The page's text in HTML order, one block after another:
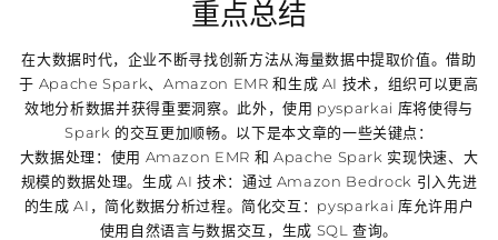
重点总结
在大数据时代，企业不断寻找创新方法从海量数据中提取价值。借助
于 Apache Spark、Amazon EMR 和生成 AI 技术，组织可以更高
效地分析数据并获得重要洞察。此外，使用 pysparkai 库将使得与
Spark 的交互更加顺畅。以下是本文章的一些关键点：
大数据处理：使用 Amazon EMR 和 Apache Spark 实现快速、大
规模的数据处理。生成 AI 技术：通过 Amazon Bedrock 引入先进
的生成 AI，简化数据分析过程。简化交互：pysparkai 库允许用户
使用自然语言与数据交互，生成 SQL 查询。